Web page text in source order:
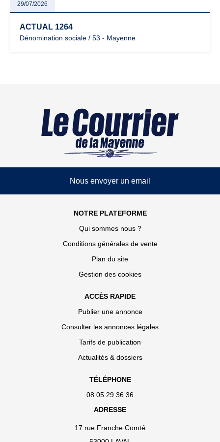
29/07/2026
ACTUAL 1264
Dénomination sociale / 53 - Mayenne
Nous envoyer un email
NOTRE PLATEFORME
Qui sommes nous ?
Conditions générales de vente
Plan du site
Gestion des cookies
ACCÈS RAPIDE
Publier une annonce
Consulter les annonces légales
Tarifs de publication
Actualités & dossiers
TÉLÉPHONE
08 05 29 36 36
ADRESSE
17 rue Franche Comté